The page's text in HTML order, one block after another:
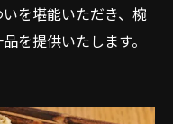
を堪能いただき、椀
を提供いたします。